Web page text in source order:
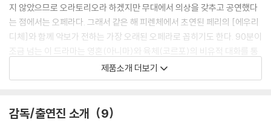
지 않았으므로 오라토리오라 하겠지만 무대에서 의상을 갖추고 공연했다
는 점에서는 오페라다. 그래서 같은 해 피렌체에서 초연된 페리의 [에우리
디체]와 함께 악보가 전하는 가장 오래된 오페라로 꼽히기도 한다. 90분이
조금 넘는 이 드라마는 영혼(아니마)와 육체(코르포)의 비유적 대화를 통
해 지상의 방종과 천국의 기쁨을 대조한다. 저주받은 자들의 고난과 선택
받은 자들의 구원으로 북유럽의 종교개혁에 반대한다는 의미도 담고 있다.
이끄는 일 자르디노 아르모니코의 연주도 호평을 받았다.
제품소개 더보기
감독/출연진 소개 9